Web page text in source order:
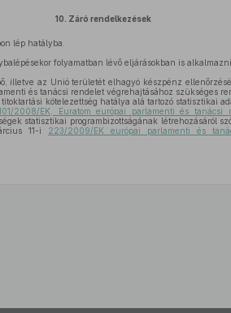
10. Záró rendelkezések
lép hatályba.
folyamatban lévő eljárásokban is alkalmazni
illetve az Unió területét elhagyó készpénz
és tanácsi rendelet végrehajtásához szükséges
kötelezettség hatálya alá tartozó statisztikai
2008/EK, Euratom európai parlamenti és tanácsi
statisztikai programbizottságának létrehozásáról
11-i 223/2009/EK európai parlamenti és